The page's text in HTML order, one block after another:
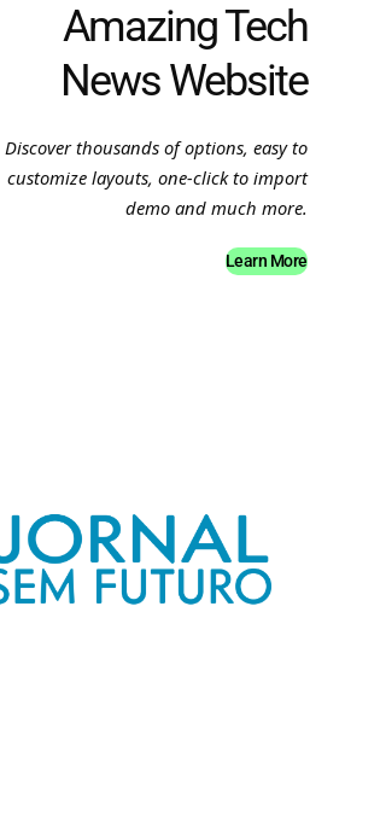
Amazing Tech
News Website
Discover thousands of options, easy to
customize layouts, one-click to import
demo and much more.
Learn More